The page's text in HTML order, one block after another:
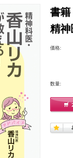
書
精神
価格:
数量: